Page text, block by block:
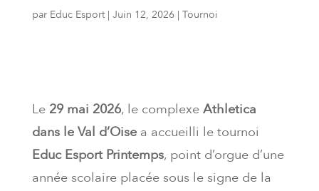
par Educ Esport| Juin 12, 2026| Tournoi
Le 29 mai 2026, le complexe Athletica
dans le Val d’Oisea accueilli le tournoi
Educ Esport Printemps, point d’orgue d’une
année scolaire placée sous le signe de la